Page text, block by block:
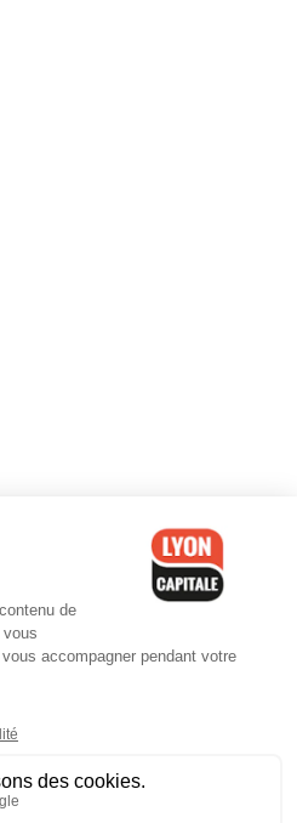
légales-CGV-Politique de